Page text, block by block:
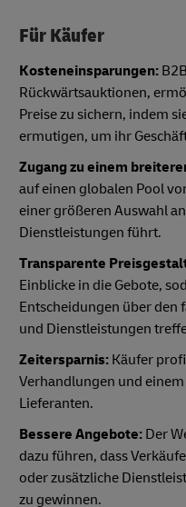
Für Käufer
Kosteneinsparungen:
Rückwärtsauktionen,
Preise zu sichern, indem
ermutigen, um ihr
Zugang zu einem
auf einen globalen Pool
einer größeren Auswahl
Dienstleistungen führt.
Transparente
Einblicke in die Gebote,
Entscheidungen über
und Dienstleistungen
Zeitersparnis: Käufer
Verhandlungen und
Lieferanten.
Bessere Angebote: Der
dazu führen, dass
oder zusätzliche
zu gewinnen.